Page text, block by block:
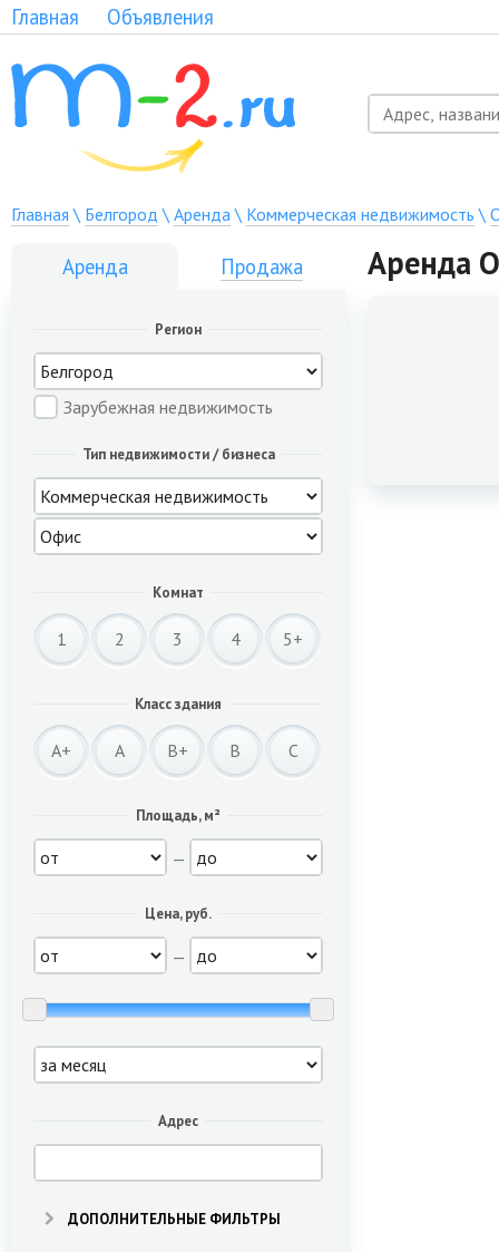
Главная Объявления
Главная \ Белгород \ Аренда\ Коммерческая недвижимость \
Аренда Продажа
Регион
Зарубежная недвижимость
Тип недвижимости / бизнеса
Комнат
1 2 3 4 5+
Класс здания
A+ A B+ B C
Площадь, м²
—
Цена, руб.
—
Адрес
ДОПОЛНИТЕЛЬНЫЕ ФИЛЬТРЫ
Аренда